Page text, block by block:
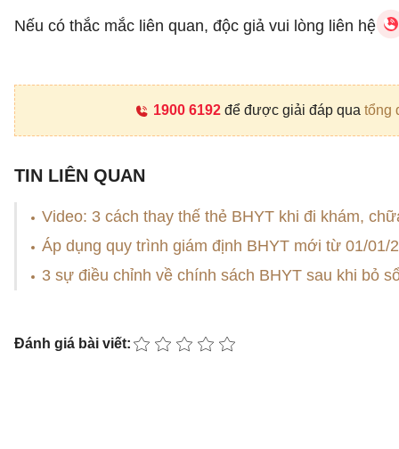
Nếu có thắc mắc liên quan, độc giả vui lòng liên hệ
1900 6192để được giải đáp qua tổng
TIN LIÊN QUAN
Video: 3 cách thay thế thẻ BHYT khi đi khám,
Áp dụng quy trình giám định BHYT mới từ 01/01/
3 sự điều chỉnh về chính sách BHYT sau khi bỏ
Đánh giá bài viết: